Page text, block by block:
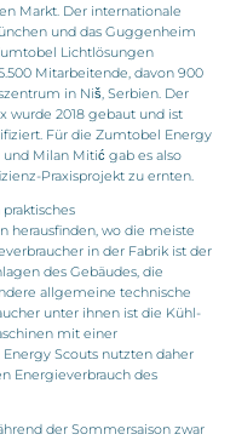
Markt. Der internationale
und das Guggenheim
Lichtlösungen
Mitarbeitende, davon 900
in Niš, Serbien. Der
2018 gebaut und ist
Für die Zumtobel Energy
Milan Mitić gab es also
Praxisprojekt zu ernten.
herausfinden, wo die meiste
in der Fabrik ist der
des Gebäudes, die
allgemeine technische
unter ihnen ist die Kühl-
mit einer
Scouts nutzten daher
Energieverbrauch des
der Sommersaison zwar